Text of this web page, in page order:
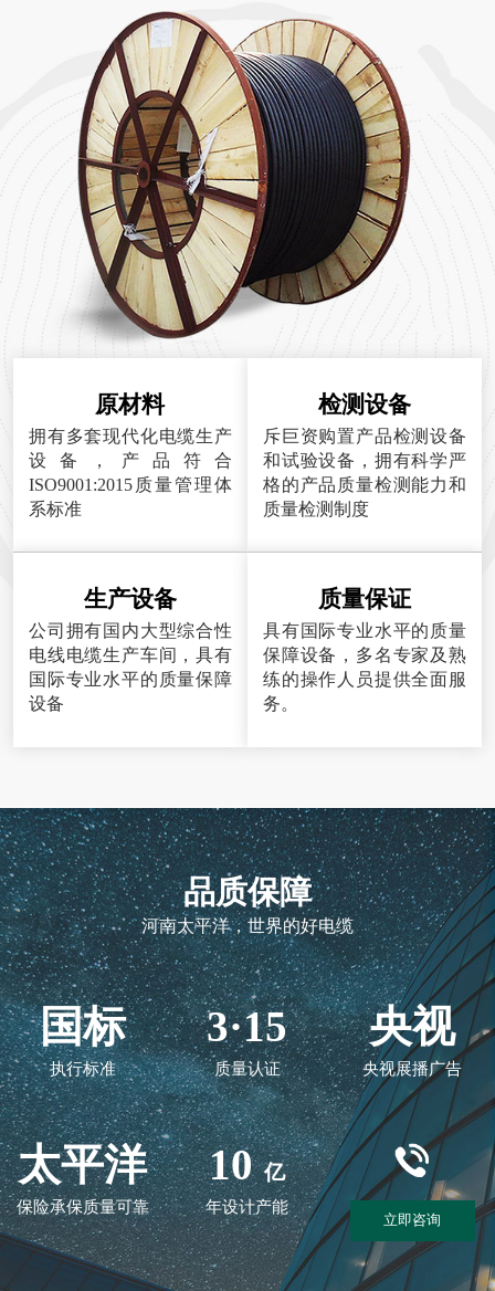
原材料
拥有多套现代化电缆生产
设备，产品符合
ISO9001:2015质量管理体
系标准
检测设备
斥巨资购置产品检测设备
和试验设备，拥有科学严
格的产品质量检测能力和
质量检测制度
生产设备
公司拥有国内大型综合性
电线电缆生产车间，具有
国际专业水平的质量保障
设备
质量保证
具有国际专业水平的质量
保障设备，多名专家及熟
练的操作人员提供全面服
务。
品质保障
河南太平洋，世界的好电缆
国标
执行标准
3·15
质量认证
央视
央视展播广告
太平洋
保险承保质量可靠
10 亿
年设计产能
立即咨询